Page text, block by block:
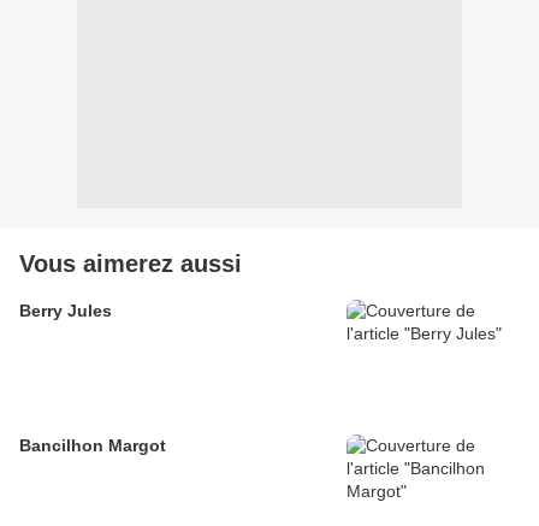
Vous aimerez aussi
Berry Jules
Bancilhon Margot